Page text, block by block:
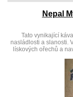
Nepal
Tato vynikající
nasládlosti a slanosti.
lískových ořechů a